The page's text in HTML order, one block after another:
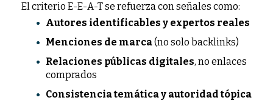
El criterio E-E-A-T se refuerza con señales como:
Autores identificables y expertos reales
Menciones de marca(no solo backlinks)
Relaciones públicas digitales, no enlaces
comprados
Consistencia temática y autoridad tópica